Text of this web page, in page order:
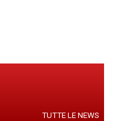
TUTTE LE NEWS